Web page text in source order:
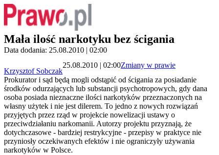
Mała ilość narkotyku bez ścigania
Data dodania: 25.08.2010 | 02:00
Krzysztof Sobczak
25.08.2010 | 02:00Zmiany w prawie
Prokurator i sąd będą mogli odstąpić od ścigania za posiadanie
środków odurzających lub substancji psychotropowych, gdy dana
osoba posiada nieznaczne ilości narkotyków przeznaczonych na
własny użytek i nie jest dilerem. To jedno z nowych rozwiązań
przyjętych przez rząd w projekcie nowelizacji ustawy o
przeciwdziałaniu narkomanii. Autorzy projektu przyznają, że
dotychczasowe - bardziej restrykcyjne - przepisy w praktyce nie
przyniosły oczekiwanych efektów i nie ograniczyły używania
narkotyków w Polsce.